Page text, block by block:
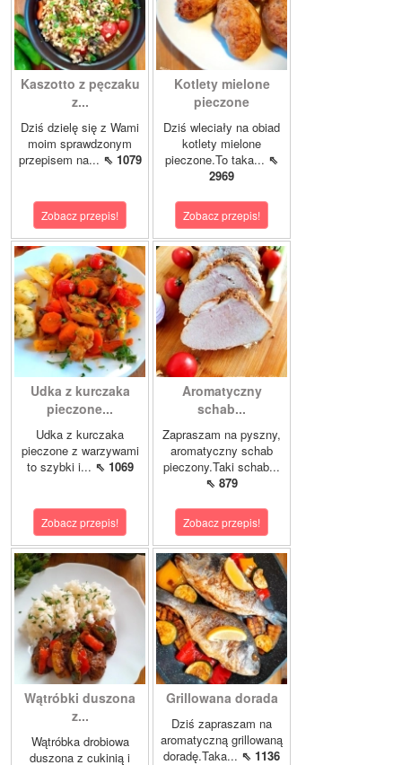
Kaszotto z pęczaku
z...
Dziś dzielę się z Wami
moim sprawdzonym
przepisem na... ⇖ 1079
Zobacz przepis!
Kotlety mielone
pieczone
Dziś wleciały na obiad
kotlety mielone
pieczone.To taka... ⇖
2969
Zobacz przepis!
Udka z kurczaka
pieczone...
Udka z kurczaka
pieczone z warzywami
to szybki i... ⇖ 1069
Zobacz przepis!
Aromatyczny
schab...
Zapraszam na pyszny,
aromatyczny schab
pieczony.Taki schab...
⇖ 879
Zobacz przepis!
Wątróbki duszona
z...
Wątróbka drobiowa
duszona z cukinią i
Grillowana dorada
Dziś zapraszam na
aromatyczną grillowaną
doradę.Taka... ⇖ 1136